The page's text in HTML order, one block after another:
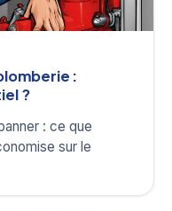
:
?
: ce que
sur le